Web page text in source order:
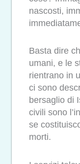
nascosti,
Basta dire
umani, e le
rientrano in
ci sono
bersaglio di
civili sono
se
morti.